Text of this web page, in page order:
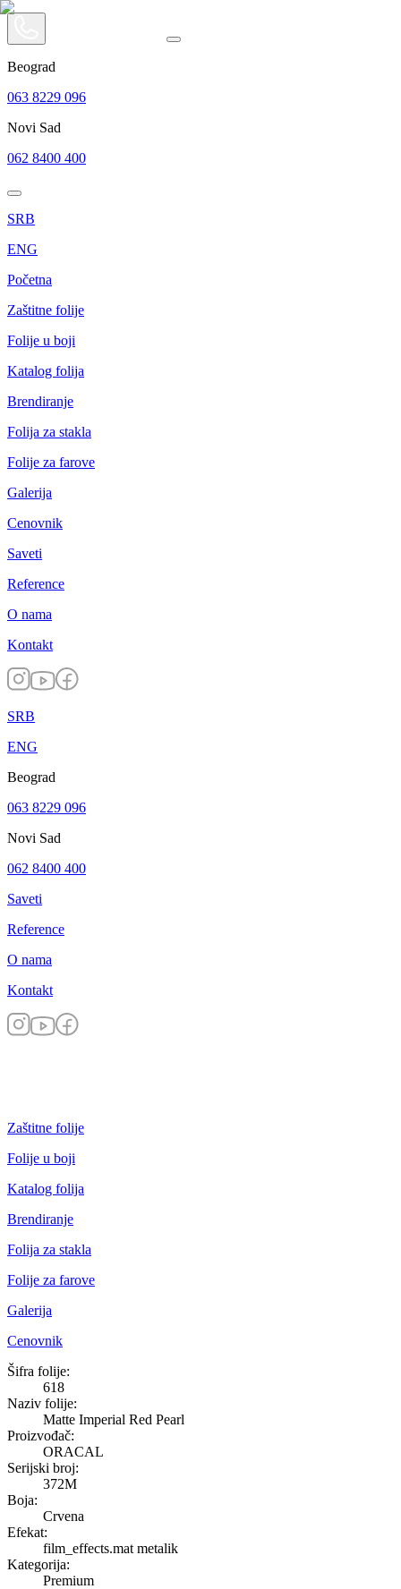
Beograd
063 8229 096
Novi Sad
062 8400 400
SRB
ENG
Početna
Zaštitne folije
Folije u boji
Katalog folija
Brendiranje
Folija za stakla
Folije za farove
Galerija
Cenovnik
Saveti
Reference
O nama
Kontakt
SRB
ENG
Beograd
063 8229 096
Novi Sad
062 8400 400
Saveti
Reference
O nama
Kontakt
Zaštitne folije
Folije u boji
Katalog folija
Brendiranje
Folija za stakla
Folije za farove
Galerija
Cenovnik
Matte Imperial Red Pearl
Šifra folije:
618
Naziv folije:
Matte Imperial Red Pearl
Proizvođač:
ORACAL
Serijski broj:
372M
Boja:
Crvena
Efekat:
film_effects.mat metalik
Kategorija:
Premium